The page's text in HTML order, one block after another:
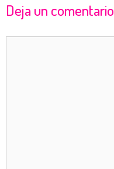
Deja un comentario
Comentario